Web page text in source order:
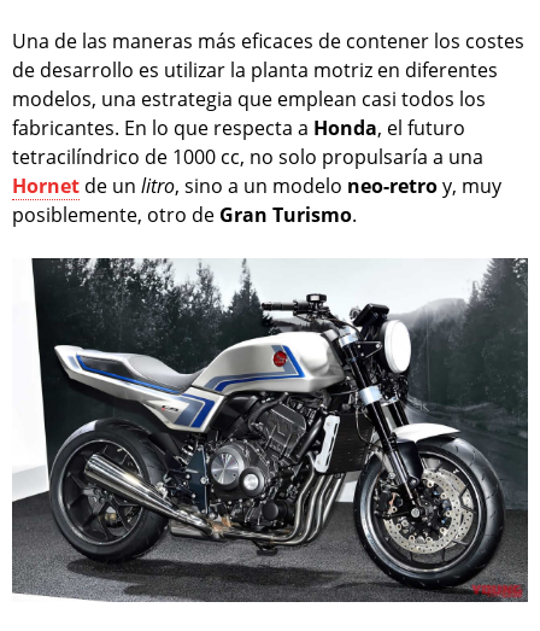
Una de las maneras más eficaces de contener los costes
de desarrollo es utilizar la planta motriz en diferentes
modelos, una estrategia que emplean casi todos los
fabricantes. En lo que respecta a Honda, el futuro
tetracilíndrico de 1000 cc, no solo propulsaría a una
Hornet de un litro, sino a un modelo neo-retroy, muy
posiblemente, otro de Gran Turismo.